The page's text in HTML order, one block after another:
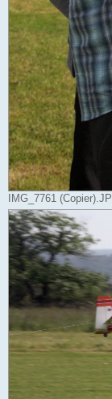
IMG_7761